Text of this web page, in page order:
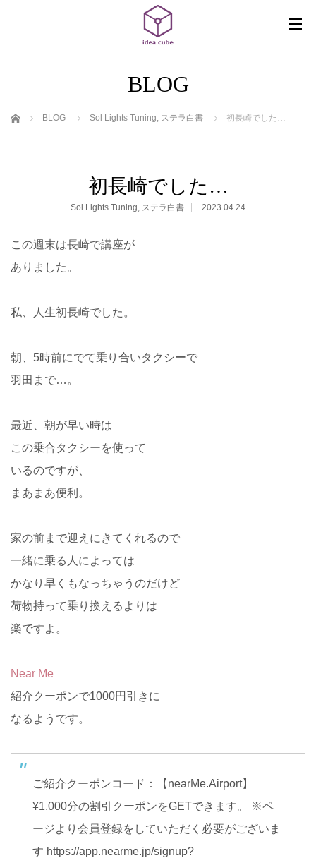
BLOG
ホーム BLOG Sol Lights Tuning, ステラ白書 初長崎でした…
初長崎でした…
Sol Lights Tuning, ステラ白書 2023.04.24
この週末は長崎で講座が
ありました。
私、人生初長崎でした。
朝、5時前にでて乗り合いタクシーで
羽田まで…。
最近、朝が早い時は
この乗合タクシーを使って
いるのですが、
まあまあ便利。
家の前まで迎えにきてくれるので
一緒に乗る人によっては
かなり早くもなっちゃうのだけど
荷物持って乗り換えるよりは
楽ですよ。
Near Me
紹介クーポンで1000円引きに
なるようです。
ご紹介クーポンコード：【nearMe.Airport】
¥1,000分の割引クーポンをGETできます。 ※ペ
ージより会員登録をしていただく必要がございま
す https://app.nearme.jp/signup?